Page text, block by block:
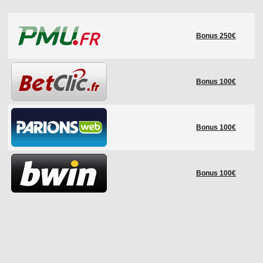
LES STADES
HISTORIQUE
COUPE DES CONFÉDÉRATIONS
Bonus 250€
Bonus 100€
Bonus 100€
Bonus 100€